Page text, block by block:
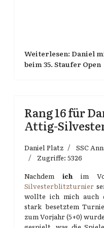
Weiterlesen: Daniel
beim 35. Staufer Open
Rang 16 für
Attig-
Daniel Platz SSC
Zugriffe: 5326
Nachdem ich im
Silvesterblitzturnier
wollte ich mich auch
stark besetztem
zum Vorjahr (5+0)